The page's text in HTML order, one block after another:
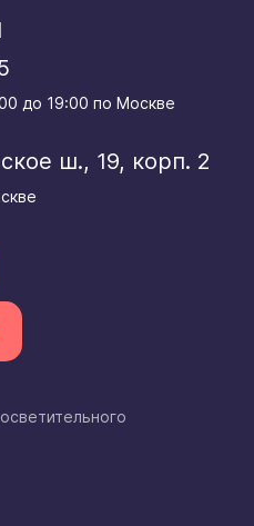
до 19:00 по Москве
ш., 19, корп. 2